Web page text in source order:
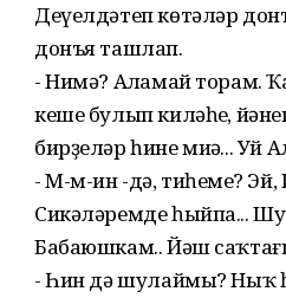
Деүелдәтеп көтәләр
донъя ташлап.
- Нимә? Аңламай торам.
кеше булып киләһең,
бирҙеләр һине миңә...
- М-м-ин -дә, тиһеңме?
Сикәләремде һыйпа...
Бабаюшкам.. Йәш
- Һин дә шулаймы? Ныҡ